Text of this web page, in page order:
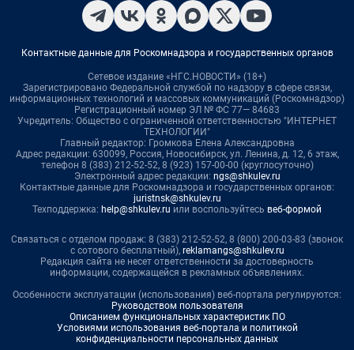
Контактные данные для Роскомнадзора и государственных органов
Сетевое издание «НГС.НОВОСТИ» (18+)
Зарегистрировано Федеральной службой по надзору в сфере связи,
информационных технологий и массовых коммуникаций (Роскомнадзор)
Регистрационный номер ЭЛ № ФС 77— 84683
Учредитель: Общество с ограниченной ответственностью "ИНТЕРНЕТ
ТЕХНОЛОГИИ"
Главный редактор: Громкова Елена Александровна
Адрес редакции: 630099, Россия, Новосибирск, ул. Ленина, д. 12, 6 этаж,
телефон 8 (383) 212-52-52, 8 (923) 157-00-00 (круглосуточно)
Электронный адрес редакции: ngs@shkulev.ru
Контактные данные для Роскомнадзора и государственных органов:
juristnsk@shkulev.ru
Техподдержка: help@shkulev.ru или воспользуйтесь веб-формой
Связаться с отделом продаж: 8 (383) 212-52-52, 8 (800) 200-03-83 (звонок
с сотового бесплатный), reklamangs@shkulev.ru
Редакция сайта не несет ответственности за достоверность
информации, содержащейся в рекламных объявлениях.
Особенности эксплуатации (использования) веб-портала регулируются:
Руководством пользователя
Описанием функциональных характеристик ПО
Условиями использования веб-портала и политикой
конфиденциальности персональных данных